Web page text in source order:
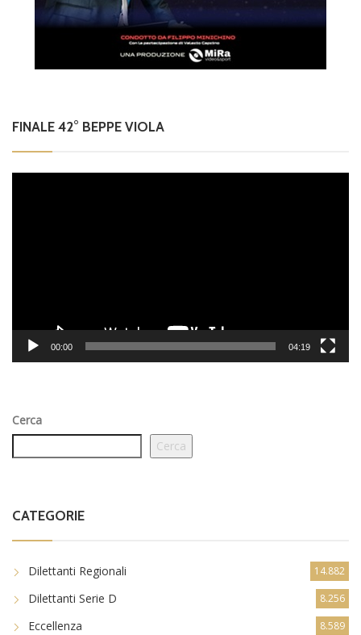
FINALE 42° BEPPE VIOLA
00:00 04:19
Cerca
Cerca
CATEGORIE
Dilettanti Regionali 14.882
Dilettanti Serie D 8.256
Eccellenza 8.589